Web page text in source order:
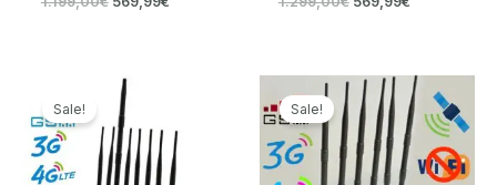
Sale!
Ursprünglicher
Preis
war:
899,00€409,99€.
Sale!
Ursprünglicher
Preis
war:
999,00€
Aktueller
Preis
ist:
459,99€.